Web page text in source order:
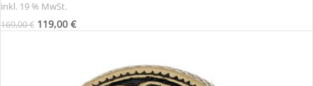
inkl. 19 % MwSt.
169,00€ 119,00 €